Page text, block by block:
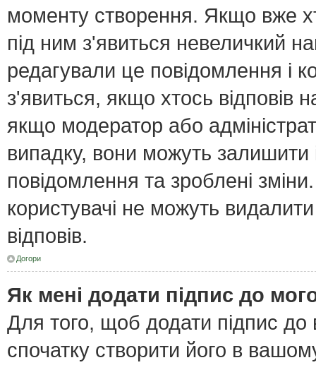
моменту створення. Якщо вже
під ним з'явиться невеличкий
редагували це повідомлення і
з'явиться, якщо хтось відповів
якщо модератор або
випадку, вони можуть
повідомлення та зроблені
користувачі не можуть
відповів.
Догори
Як мені додати підпис до
Для того, щоб додати підпис
спочатку створити його в